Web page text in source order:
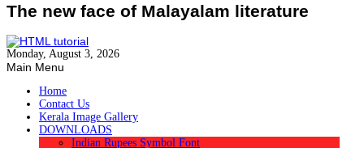
The new face of Malayalam literature
Monday, August 3, 2026
Main Menu
Home
Contact Us
Kerala Image Gallery
DOWNLOADS
Indian Rupees Symbol Font